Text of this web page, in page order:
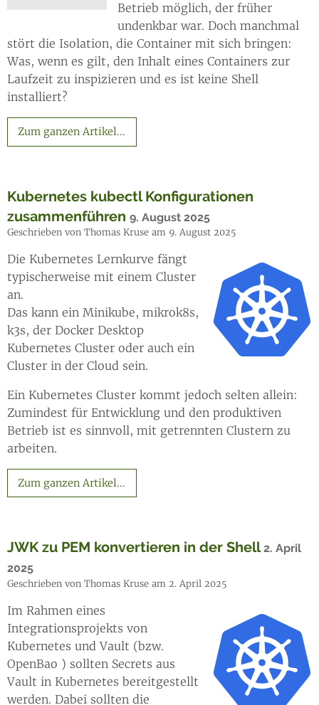
Betrieb möglich, der früher
undenkbar war. Doch manchmal
stört die Isolation, die Container mit sich bringen:
Was, wenn es gilt, den Inhalt eines Containers zur
Laufzeit zu inspizieren und es ist keine Shell
installiert?
Zum ganzen Artikel...
Kubernetes kubectl Konfigurationen
zusammenführen 9. August 2025
Geschrieben von Thomas Kruse am 9. August 2025
Die Kubernetes Lernkurve fängt
typischerweise mit einem Cluster
an.
Das kann ein Minikube, mikrok8s,
k3s, der Docker Desktop
Kubernetes Cluster oder auch ein
Cluster in der Cloud sein.
Ein Kubernetes Cluster kommt jedoch selten allein:
Zumindest für Entwicklung und den produktiven
Betrieb ist es sinnvoll, mit getrennten Clustern zu
arbeiten.
Zum ganzen Artikel...
JWK zu PEM konvertieren in der Shell 2. April
2025
Geschrieben von Thomas Kruse am 2. April 2025
Im Rahmen eines
Integrationsprojekts von
Kubernetes und Vault (bzw.
OpenBao ) sollten Secrets aus
Vault in Kubernetes bereitgestellt
werden. Dabei sollten die